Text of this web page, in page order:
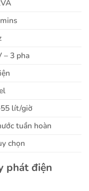
– 3 pha
lít/giờ
tuần hoàn
chọn
phát điện